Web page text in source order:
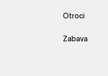
Otroci
Zabava